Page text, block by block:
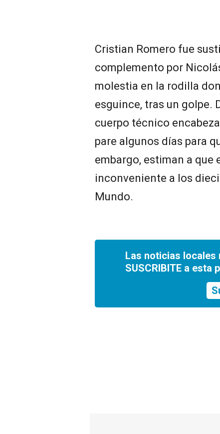
Cristian Romero fue
complemento por
molestia en la rodilla
esguince, tras un golpe.
cuerpo técnico
pare algunos días para
embargo, estiman a
inconveniente a los
Mundo.
Las noticias locales
SUSCRIBITE a esta